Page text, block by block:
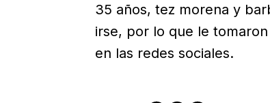
35 años, tez morena y
irse, por lo que le
en las redes sociales.